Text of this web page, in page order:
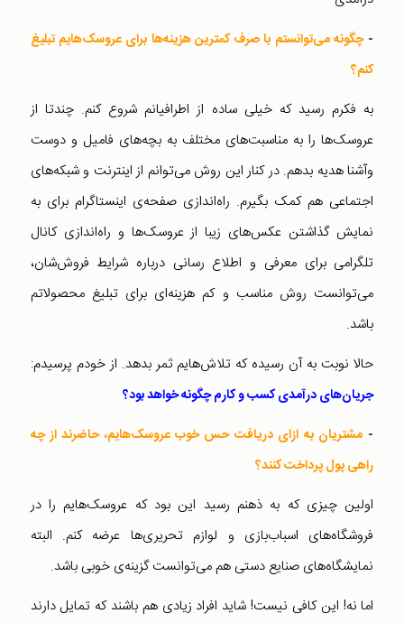
-چگونه می‌توانستم با صرف کمترین هزینه‌ها برای عروسک‌هایم تبلیغ
کنم؟
به فکرم رسید که خیلی ساده از اطرافیانم شروع کنم. چندتا از
عروسک‌ها را به مناسبت‌‌های مختلف به بچه‌های فامیل و دوست
وآشنا هدیه بدهم. در کنار این روش می‌توانم از اینترنت و شبکه‌های
اجتماعی هم کمک بگیرم. راه‌اندازی صفحه‌ی اینستاگرام برای به
نمایش گذاشتن عکس‌های زیبا از عروسک‌ها و راه‌اندازی کانال
تلگرامی برای معرفی و اطلاع رسانی درباره شرایط فروش‌شان،
می‌توانست روش مناسب و کم هزینه‌ای برای تبلیغ محصولاتم
باشد.
حالا نوبت به آن رسیده که تلاش‌هایم ثمر بدهد. از خودم پرسیدم:
جریان‌های درآمدی کسب و کارم چگونه خواهد بود؟
- مشتریان به ازای دریافت حس خوب عروسک‌هایم، حاضرند از چه
راهی پول پرداخت کنند؟
اولین چیزی که به ذهنم رسید این بود که عروسک‌هایم را در
فروشگاه‌های اسباب‌بازی و لوازم تحریری‌ها عرضه کنم. البته
نمایشگاه‌‌های صنایع دستی هم می‌توانست گزینه‌ی خوبی باشد.
اما نه! این کافی نیست! شاید افراد زیادی هم باشند که تمایل دارند